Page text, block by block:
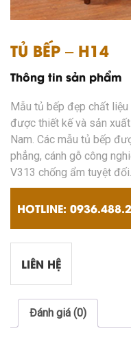
TỦ BẾP – H14
Thông tin sản phẩm
Mẫu tủ bếp đẹp chất
được thiết kế và sản
Nam. Các mẫu tủ bếp
phẳng, cánh gỗ công
V313 chống ẩm tuyệt đối.
HOTLINE:
LIÊN HỆ
Đánh giá (0)